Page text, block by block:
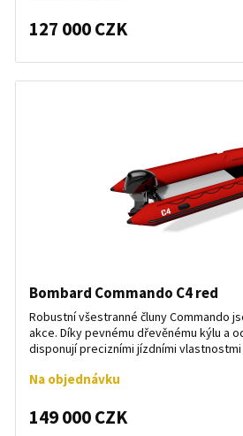
127 000 CZK
Bombard Commando C4 red
Robustní všestranné čluny Commando
akce. Díky pevnému dřevěnému kýlu a
disponují precizními jízdními vlastnostmi
Na objednávku
149 000 CZK